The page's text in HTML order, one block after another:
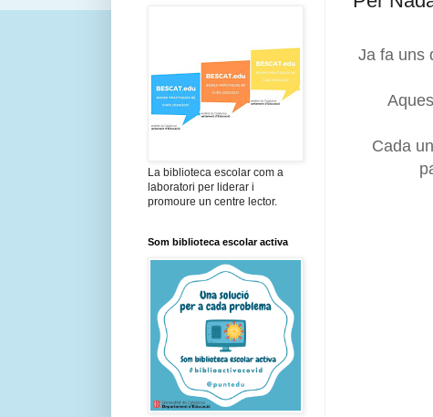
Ja fa uns
Cada
La biblioteca escolar com a
laboratori per liderar i
promoure un centre lector.
Som biblioteca escolar activa